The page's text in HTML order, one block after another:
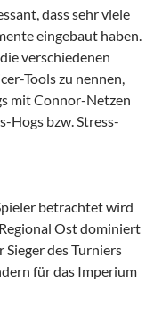
dass sehr viele
eingebaut haben.
verschiedenen
Tools zu nennen,
mit Connor-Netzen
Hogs bzw. Stress-
betrachtet wird
Ost dominiert
Sieger des Turniers
für das Imperium